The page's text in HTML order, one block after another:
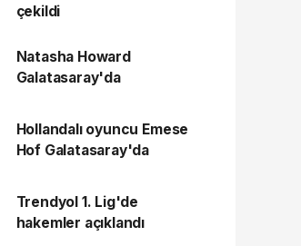
çekildi
Natasha Howard
Galatasaray'da
Hollandalı oyuncu Emese
Hof Galatasaray'da
Trendyol 1. Lig'de
hakemler açıklandı